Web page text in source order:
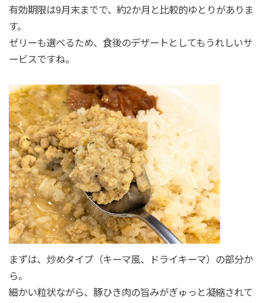
有効期限は9月末までで、約2か月と比較的ゆとりがありま
す。
ゼリーも選べるため、食後のデザートとしてもうれしいサ
ービスですね。
まずは、炒めタイプ（キーマ風、ドライキーマ）の部分か
ら。
細かい粒状ながら、豚ひき肉の旨みがぎゅっと凝縮されて